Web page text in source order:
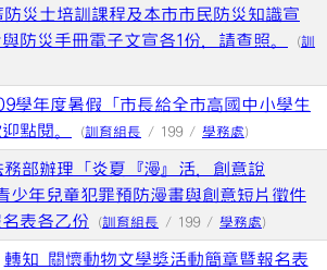
防災士培訓課程及本市市民防災知識宣
防災手冊電子文宣各1份，請查照。
(訓
學年度暑假「市長給全市高國中小學生
點閱。
(訓育組長 / 199 / 學務處)
務部辦理「炎夏『漫』活，創意說
少年兒童犯罪預防漫畫與創意短片徵件
表各乙份
(訓育組長 / 199 / 學務處)
轉知 關懷動物文學獎活動簡章暨報名表